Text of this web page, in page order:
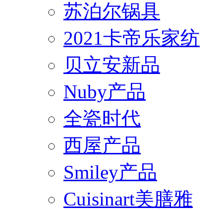
苏泊尔锅具
2021卡帝乐家纺
贝立安新品
Nuby产品
全瓷时代
西屋产品
Smiley产品
Cuisinart美膳雅